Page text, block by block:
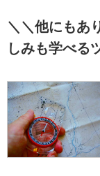
＼＼他にもあ
しみも学べる